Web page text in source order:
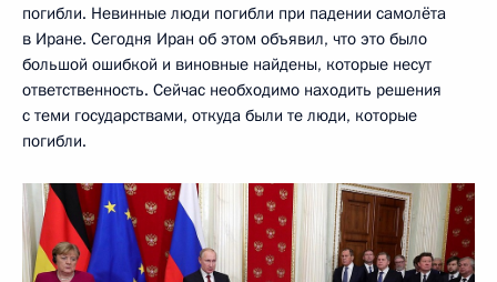
погибли. Невинные люди погибли при падении самолёта
в Иране. Сегодня Иран об этом объявил, что это было
большой ошибкой и виновные найдены, которые несут
ответственность. Сейчас необходимо находить решения
с теми государствами, откуда были те люди, которые
погибли.